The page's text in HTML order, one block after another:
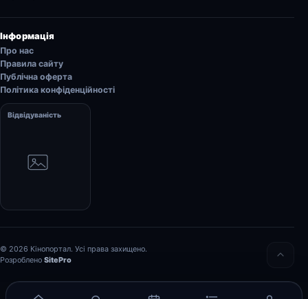
Інформація
Про нас
Правила сайту
Публічна оферта
Політика конфіденційності
Відвідуваність
© 2026 Кінопортал. Усі права захищено.
Розроблено SitePro